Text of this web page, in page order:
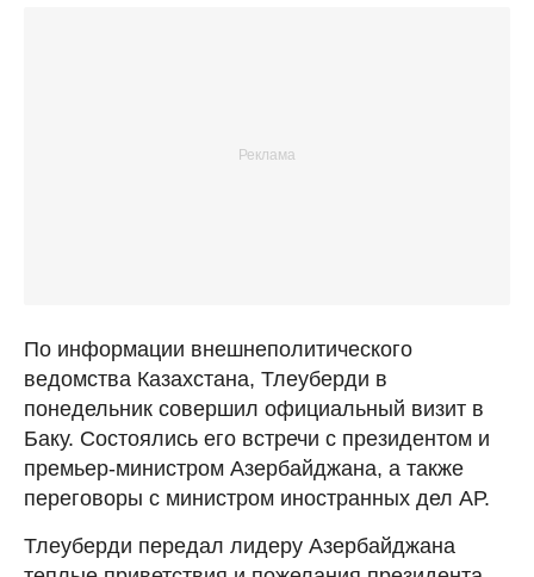
По информации внешнеполитического
ведомства Казахстана, Тлеуберди в
понедельник совершил официальный визит в
Баку. Состоялись его встречи с президентом и
премьер-министром Азербайджана, а также
переговоры с министром иностранных дел АР.
Тлеуберди передал лидеру Азербайджана